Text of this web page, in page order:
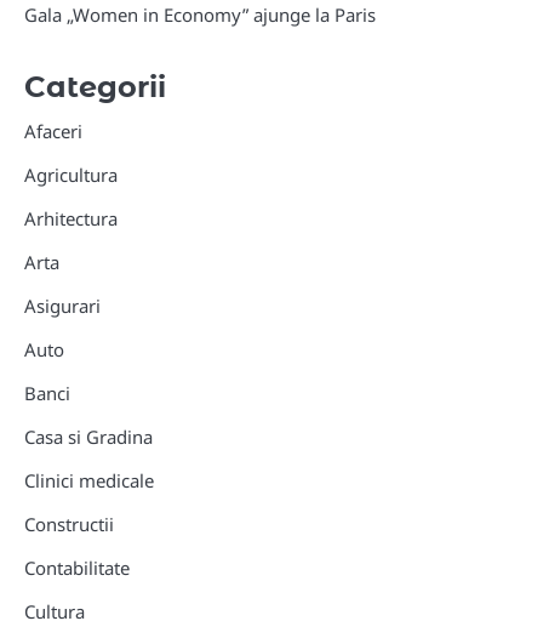
Gala „Women in Economy” ajunge la Paris
Categorii
Afaceri
Agricultura
Arhitectura
Arta
Asigurari
Auto
Banci
Casa si Gradina
Clinici medicale
Constructii
Contabilitate
Cultura